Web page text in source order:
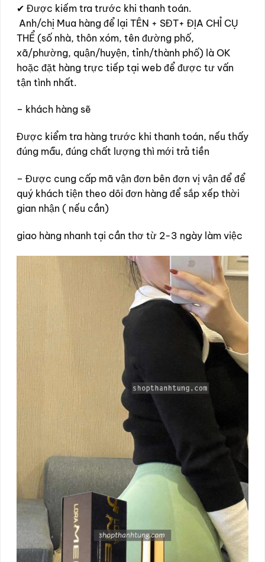
✔ Được kiếm tra trước khi thanh toán.
Anh/chị Mua hàng để lại TÊN + SĐT+ ĐỊA CHỈ CỤ
THỂ (số nhà, thôn xóm, tên đường phố,
xã/phường, quận/huyện, tỉnh/thành phố) là OK
hoặc đặt hàng trực tiếp tại web để được tư vấn
tận tình nhất.
– khách hàng sẽ
Được kiểm tra hàng trước khi thanh toán, nếu thấy
đúng mẫu, đúng chất lượng thì mới trả tiền
– Được cung cấp mã vận đơn bên đơn vị vận để để
quý khách tiện theo dõi đơn hàng để sắp xếp thời
gian nhận ( nếu cần)
giao hàng nhanh tại cần thơ từ 2-3 ngày làm việc